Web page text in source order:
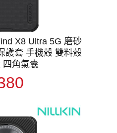
X8 Ultra 5G 磨砂
護套 手機殼 雙料殼
四角氣囊